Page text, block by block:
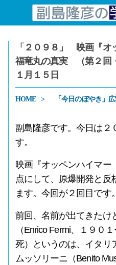
コンテンツへスキップ
「２０９８」 映画『オ
福竜丸の真実 （第２回
１月１５日
HOME 「今日のぼやき」
副島隆彦です。今日は２
す。
映画『オッペンハイマー
点にして、原爆開発と反
ます。今回が２回目です。
前回、名前が出てきたけ
（Enrico Fermi、１９０
死）というのは、イタリ
ムッソリーニ（Benito